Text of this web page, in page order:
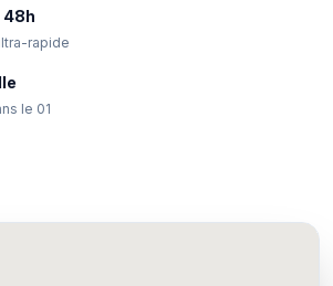
48h
rapide
le 01